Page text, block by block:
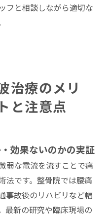
フと相談しながら適切な
治療のメリ
と注意点
効果ないのかの実証
弱な電流を流すことで痛
法です。整骨院では腰痛
事故後のリハビリなど幅
最新の研究や臨床現場の